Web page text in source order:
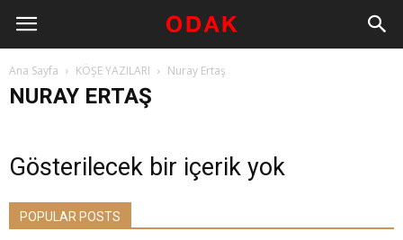
Ana Sayfa KÖŞE YAZILARI Nuray Ertaş
NURAY ERTAŞ
Gösterilecek bir içerik yok
POPULAR POSTS